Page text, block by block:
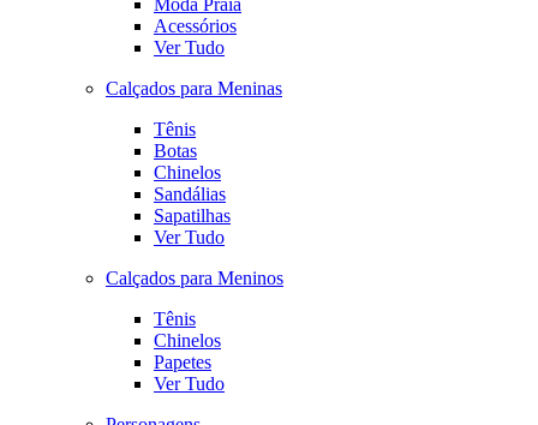
Moda Praia
Acessórios
Ver Tudo
Calçados para Meninas
Tênis
Botas
Chinelos
Sandálias
Sapatilhas
Ver Tudo
Calçados para Meninos
Tênis
Chinelos
Papetes
Ver Tudo